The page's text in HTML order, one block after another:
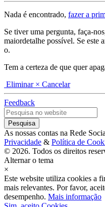
Nada é encontrado, fazer a
Se tiver uma pergunta, faça-
maiordetalhe possível. Se
o.
Tem a certeza de que quer
Eliminar × Cancelar
Feedback
As nossas contas na Rede
Privacidade & Política de
© 2026. Todos os direitos
Alternar o tema
×
Este website utiliza cookies a
mais relevantes. Por favor,
desempenho. Mais informação